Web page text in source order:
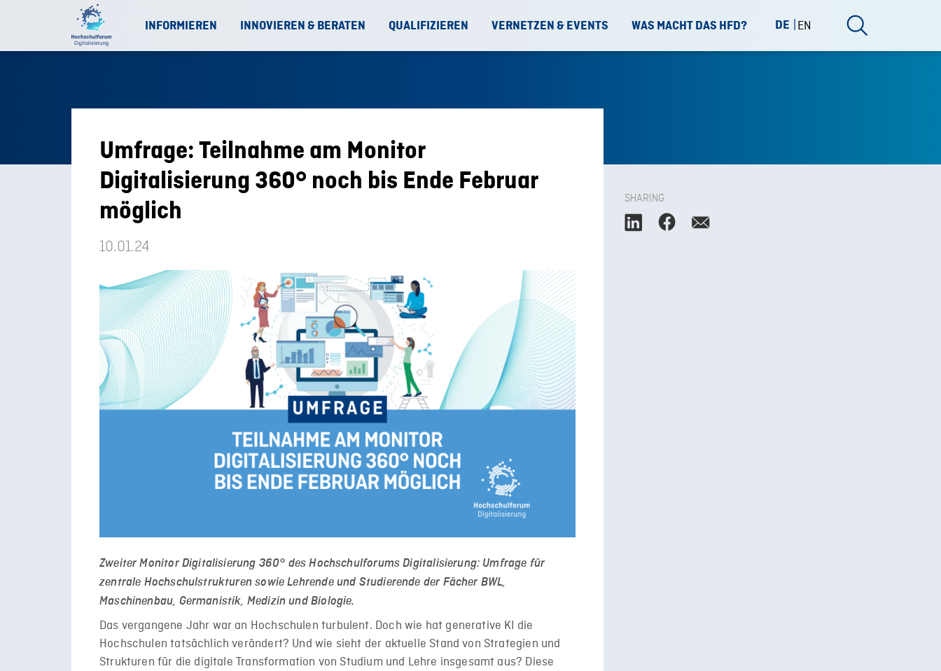
INFORMIEREN INNOVIEREN & BERATEN QUALIFIZIEREN VERNETZEN & EVENTS WAS MACHT DAS HFD? DE EN
Umfrage: Teilnahme am Monitor
Digitalisierung 360° noch bis Ende Februar
möglich
10.01.24
Zweiter Monitor Digitalisierung 360° des Hochschulforums Digitalisierung: Umfrage für
zentrale Hochschulstrukturen sowie Lehrende und Studierende der Fächer BWL,
Maschinenbau, Germanistik, Medizin und Biologie.
Das vergangene Jahr war an Hochschulen turbulent. Doch wie hat generative KI die
Hochschulen tatsächlich verändert? Und wie sieht der aktuelle Stand von Strategien und
Strukturen für die digitale Transformation von Studium und Lehre insgesamt aus? Diese
SHARING